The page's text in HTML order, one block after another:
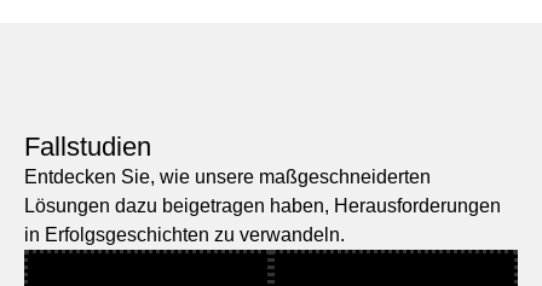
Fallstudien
Entdecken Sie, wie unsere maßgeschneiderten
Lösungen dazu beigetragen haben, Herausforderungen
in Erfolgsgeschichten zu verwandeln.